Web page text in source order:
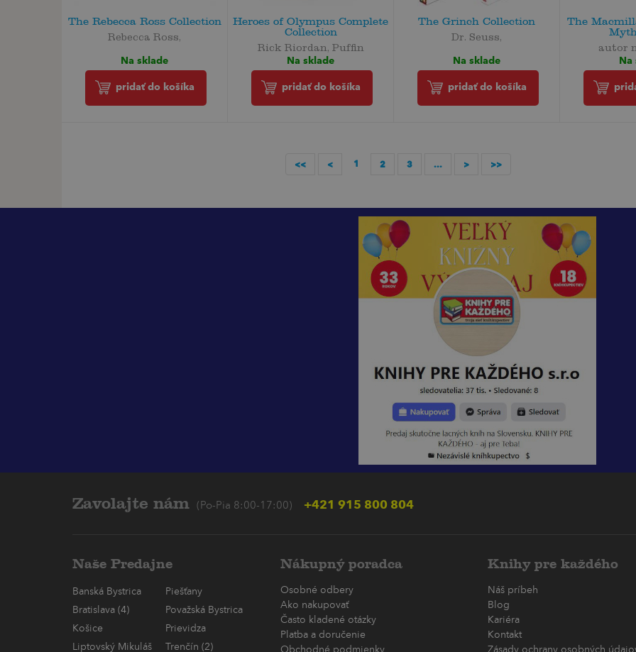
The Rebecca Ross Collection
Rebecca Ross,
Na sklade
pridať do košíka
Heroes of Olympus Complete
Collection
Rick Riordan, Puffin
Na sklade
pridať do košíka
The Grinch Collection
Dr. Seuss,
Na sklade
pridať do košíka
The
autor
Na
<< < 1 2 3 ... > >>
Zavolajte nám (Po-Pia 8:00-17:00) +421 915 800 804
Naše Predajne
Banská Bystrica
Piešťany
Bratislava (4)
Považská Bystrica
Košice
Prievidza
Liptovský Mikuláš
Trenčín (2)
Nákupný poradca
Osobné odbery
Ako nakupovať
Často kladené otázky
Platba a doručenie
Obchodné podmienky
Knihy pre každého
Náš príbeh
Blog
Kariéra
Kontakt
Zásady ochrany osobných